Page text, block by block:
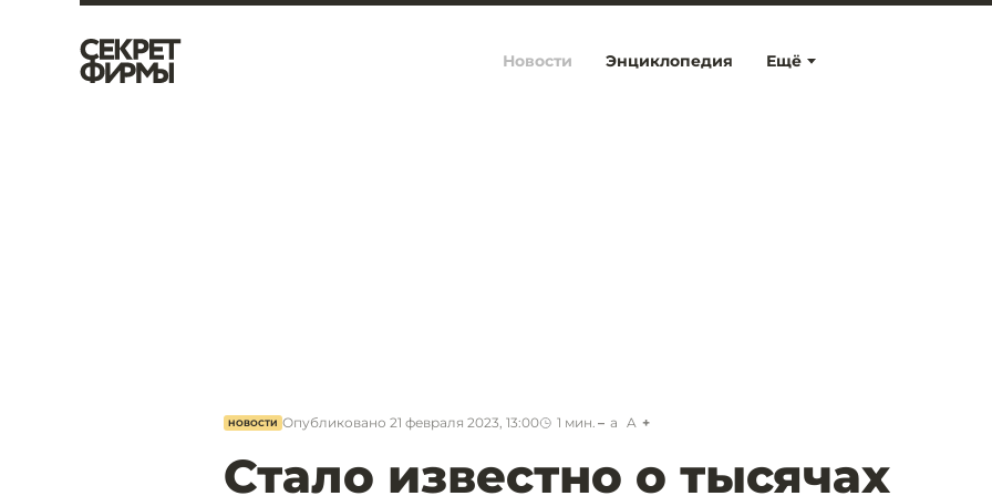
Ещё
Новости Энциклопедия
НОВОСТИ Опубликовано 21 февраля 2023, 13:00 1 мин. a A
Стало известно о тысячах